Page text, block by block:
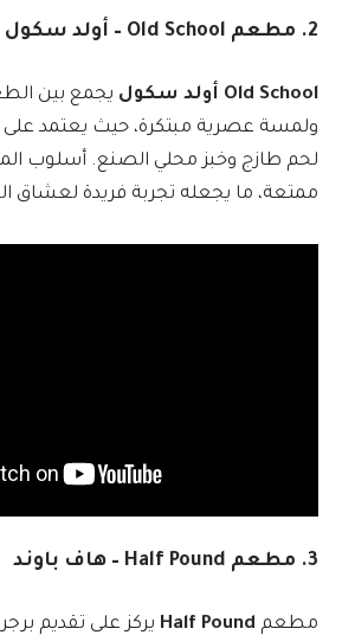
2. مطعم Old School – أولد سكول
Old School أولد سكول
يجمع بين
ولمسة عصرية مبتكرة، حيث يعتمد
لحم طازج وخبز محلي الصنع. أسلوب
ممتعة، ما يجعله تجربة فريدة لعشاق
3. مطعم Half Pound – هاف باوند
مطعم Half Pound يركز على تقديم